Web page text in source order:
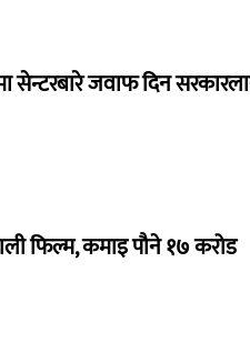
सेन्टरबारे जवाफ दिन
फिल्म, कमाइ पौने १७ करोड